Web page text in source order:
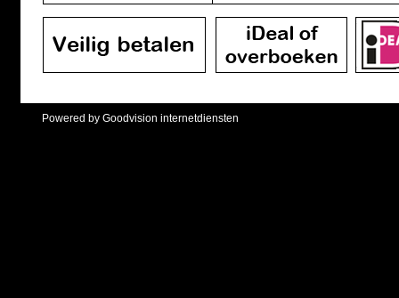
Powered by Goodvision internetdiensten